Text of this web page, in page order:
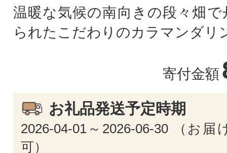
温暖な気候の南向きの段々畑で
られたこだわりのカラマンダリ
寄付金額
お礼品発送予定時期
2026-04-01～2026-06-30 （お届
可）